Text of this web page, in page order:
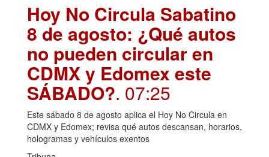
Hoy No Circula Sabatino
8 de agosto: ¿Qué autos
no pueden circular en
CDMX y Edomex este
SÁBADO?. 07:25
Este sábado 8 de agosto aplica el Hoy No Circula en
CDMX y Edomex; revisa qué autos descansan, horarios,
hologramas y vehículos exentos